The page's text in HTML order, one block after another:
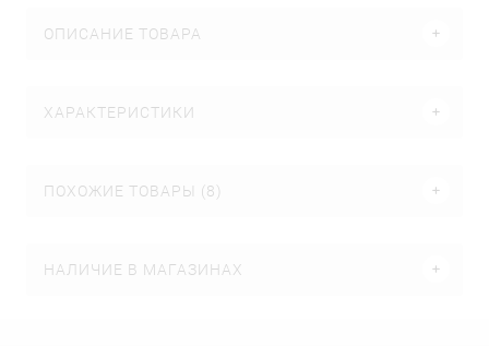
ОПИСАНИЕ ТОВАРА
ХАРАКТЕРИСТИКИ
ПОХОЖИЕ ТОВАРЫ (8)
НАЛИЧИЕ В МАГАЗИНАХ